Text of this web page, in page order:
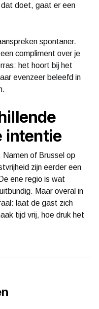
doet, gaat er een
spontaner.
compliment over je
het hoort bij het
evenzeer beleefd in
intentie
Namen of Brussel op
zijn eerder een
ene regio is wat
Maar overal in
laat de gast zich
tijd vrij, hoe druk het